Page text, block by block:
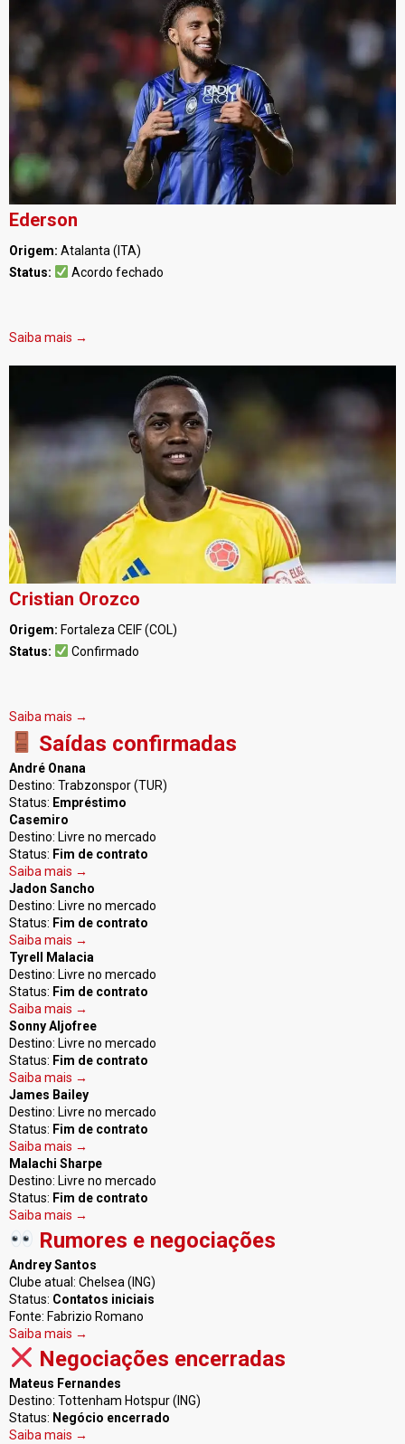
Ederson
Origem: Atalanta (ITA)
Status:
Acordo fechado
Saiba mais →
Cristian Orozco
Origem: Fortaleza CEIF (COL)
Status:
Confirmado
Saiba mais →
Saídas confirmadas
André Onana
Destino: Trabzonspor (TUR)
Status: Empréstimo
Casemiro
Destino: Livre no mercado
Status: Fim de contrato
Saiba mais →
Jadon Sancho
Destino: Livre no mercado
Status: Fim de contrato
Saiba mais →
Tyrell Malacia
Destino: Livre no mercado
Status: Fim de contrato
Saiba mais →
Sonny Aljofree
Destino: Livre no mercado
Status: Fim de contrato
Saiba mais →
James Bailey
Destino: Livre no mercado
Status: Fim de contrato
Saiba mais →
Malachi Sharpe
Destino: Livre no mercado
Status: Fim de contrato
Saiba mais →
Rumores e negociações
Andrey Santos
Clube atual: Chelsea (ING)
Status: Contatos iniciais
Fonte: Fabrizio Romano
Saiba mais →
Negociações encerradas
Mateus Fernandes
Destino: Tottenham Hotspur (ING)
Status: Negócio encerrado
Saiba mais →